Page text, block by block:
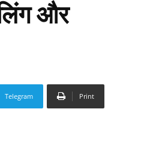
और
Telegram Print